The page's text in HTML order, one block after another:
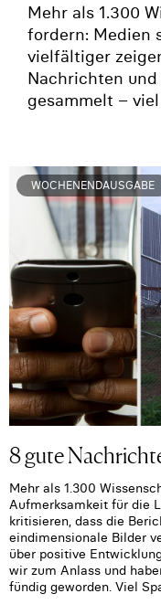
Mehr als 1.300
fordern: Medien
vielfältiger
Nachrichten
gesammelt –
WOCHENENDAUSGABE
8 gute
Mehr als 1.300
Aufmerksamkeit für die
kritisieren, dass die
eindimensionale Bilder
über positive
wir zum Anlass und
fündig geworden. Viel